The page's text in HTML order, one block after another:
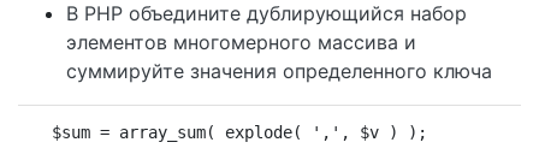
В PHP объедините дублирующийся набор
элементов многомерного массива и
суммируйте значения определенного ключа
$sum = array_sum( explode( ',', $v ) );